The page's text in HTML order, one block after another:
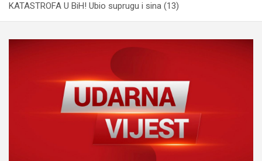
KATASTROFA U BiH! Ubio suprugu i sina (13)